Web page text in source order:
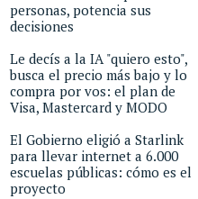
personas, potencia sus
decisiones
Le decís a la IA "quiero esto",
busca el precio más bajo y lo
compra por vos: el plan de
Visa, Mastercard y MODO
El Gobierno eligió a Starlink
para llevar internet a 6.000
escuelas públicas: cómo es el
proyecto